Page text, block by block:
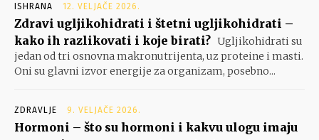
ISHRANA 12. VELJAČE 2026.
Zdravi ugljikohidrati i štetni ugljikohidrati –
kako ih razlikovati i koje birati? Ugljikohidrati su
jedan od tri osnovna makronutrijenta, uz proteine i masti.
Oni su glavni izvor energije za organizam, posebno...
ZDRAVLJE 9. VELJAČE 2026.
Hormoni – što su hormoni i kakvu ulogu imaju